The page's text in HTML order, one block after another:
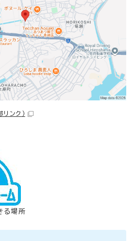
リンク）
る場所